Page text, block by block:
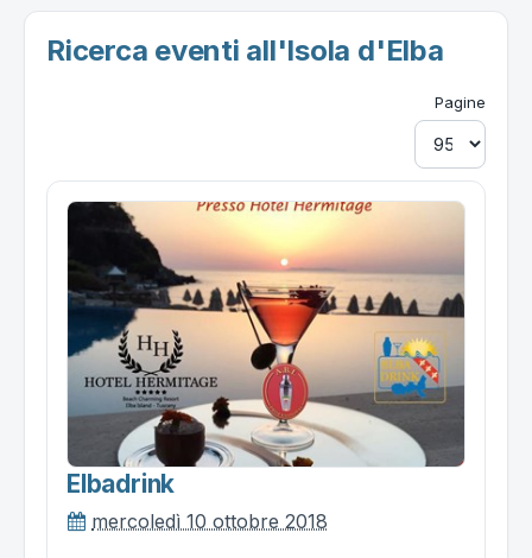
Ricerca eventi all'Isola d'Elba
Pagine
Elbadrink
mercoledì 10 ottobre 2018